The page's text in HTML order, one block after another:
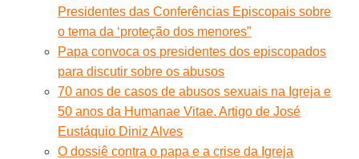
Presidentes das Conferências Episcopais sobre
o tema da ‘proteção dos menores”
Papa convoca os presidentes dos episcopados
para discutir sobre os abusos
70 anos de casos de abusos sexuais na Igreja e
50 anos da Humanae Vitae. Artigo de José
Eustáquio Diniz Alves
O dossiê contra o papa e a crise da Igreja